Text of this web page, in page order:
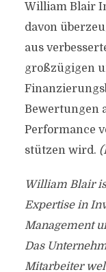
William Blair
davon
aus
großzügigen
Bewertungen
Performance
stützen wird.
William Blair
Expertise in
Management
Das
Mitarbeiter